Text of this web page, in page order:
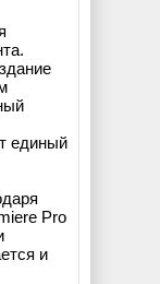
единый
Pro
и